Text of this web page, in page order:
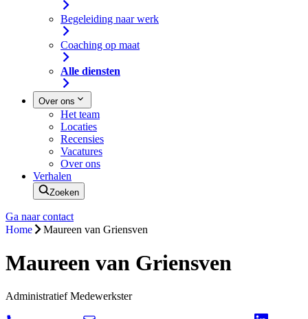
Begeleiding naar werk
Coaching op maat
Alle diensten
Over ons
Het team
Locaties
Recensies
Vacatures
Over ons
Verhalen
Zoeken
Ga naar contact
Home
Maureen van Griensven
Maureen van Griensven
Administratief Medewerkster